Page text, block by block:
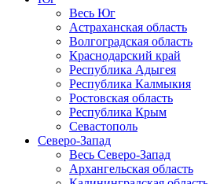
Весь Юг
Астраханская область
Волгоградская область
Краснодарский край
Республика Адыгея
Республика Калмыкия
Ростовская область
Республика Крым
Севастополь
Северо-Запад
Весь Северо-Запад
Архангельская область